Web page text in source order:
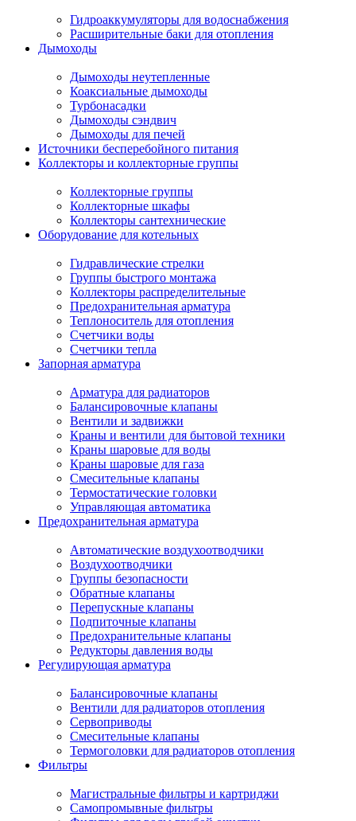
Гидроаккумуляторы для водоснабжения
Расширительные баки для отопления
Дымоходы
Дымоходы неутепленные
Коаксиальные дымоходы
Турбонасадки
Дымоходы сэндвич
Дымоходы для печей
Источники бесперебойного питания
Коллекторы и коллекторные группы
Коллекторные группы
Коллекторные шкафы
Коллекторы сантехнические
Оборудование для котельных
Гидравлические стрелки
Группы быстрого монтажа
Коллекторы распределительные
Предохранительная арматура
Теплоноситель для отопления
Счетчики воды
Счетчики тепла
Запорная арматура
Арматура для радиаторов
Балансировочные клапаны
Вентили и задвижки
Краны и вентили для бытовой техники
Краны шаровые для воды
Краны шаровые для газа
Смесительные клапаны
Термостатические головки
Управляющая автоматика
Предохранительная арматура
Автоматические воздухоотводчики
Воздухоотводчики
Группы безопасности
Обратные клапаны
Перепускные клапаны
Подпиточные клапаны
Предохранительные клапаны
Редукторы давления воды
Регулирующая арматура
Балансировочные клапаны
Вентили для радиаторов отопления
Сервоприводы
Смесительные клапаны
Термоголовки для радиаторов отопления
Фильтры
Магистральные фильтры и картриджи
Самопромывные фильтры